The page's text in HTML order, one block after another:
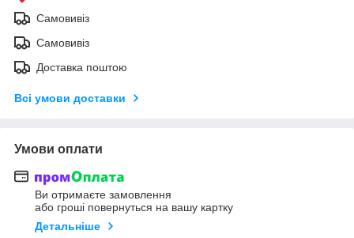
Самовивіз
Самовивіз
Доставка поштою
Всі умови доставки
Умови оплати
Ви отримаєте замовлення
або гроші повернуться на вашу картку
Детальніше